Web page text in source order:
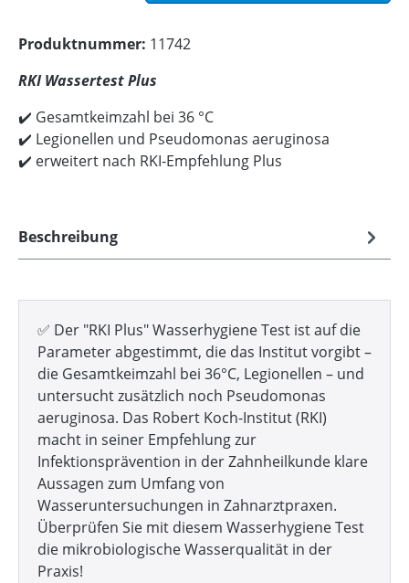
Produktnummer: 11742
RKI Wassertest Plus
✔️ Gesamtkeimzahl bei 36 °C
✔️ Legionellen und Pseudomonas aeruginosa
✔️ erweitert nach RKI-Empfehlung Plus
Beschreibung
✅ Der "RKI Plus" Wasserhygiene Test ist auf die
Parameter abgestimmt, die das Institut vorgibt –
die Gesamtkeimzahl bei 36°C, Legionellen – und
untersucht zusätzlich noch Pseudomonas
aeruginosa. Das Robert Koch-Institut (RKI)
macht in seiner Empfehlung zur
Infektionsprävention in der Zahnheilkunde klare
Aussagen zum Umfang von
Wasseruntersuchungen in Zahnarztpraxen.
Überprüfen Sie mit diesem Wasserhygiene Test
die mikrobiologische Wasserqualität in der
Praxis!